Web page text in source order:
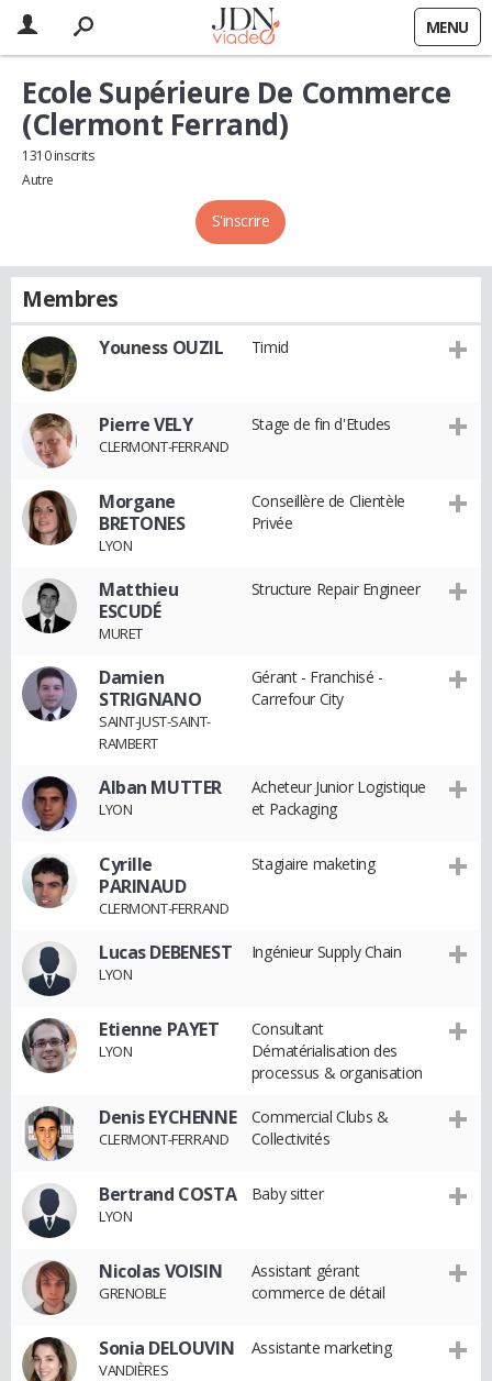
MENU
S'inscrire
Ecole Supérieure De Commerce
(Clermont Ferrand)
1310 inscrits
Autre
Membres
Youness OUZIL Timid
Pierre VELY
CLERMONT-FERRAND
Stage de fin d'Etudes
Morgane
BRETONES
LYON
Conseillère de Clientèle
Privée
Matthieu
ESCUDÉ
MURET
Structure Repair Engineer
Damien
STRIGNANO
SAINT-JUST-SAINT-
RAMBERT
Gérant - Franchisé -
Carrefour City
Alban MUTTER
LYON
Acheteur Junior Logistique
et Packaging
Cyrille
PARINAUD
CLERMONT-FERRAND
Stagiaire maketing
Lucas DEBENEST
LYON
Ingénieur Supply Chain
Etienne PAYET
LYON
Consultant
Dématérialisation des
processus & organisation
Denis EYCHENNE
CLERMONT-FERRAND
Commercial Clubs &
Collectivités
Bertrand COSTA
LYON
Baby sitter
Nicolas VOISIN
GRENOBLE
Assistant gérant
commerce de détail
Sonia DELOUVIN
VANDIÈRES
Assistante marketing